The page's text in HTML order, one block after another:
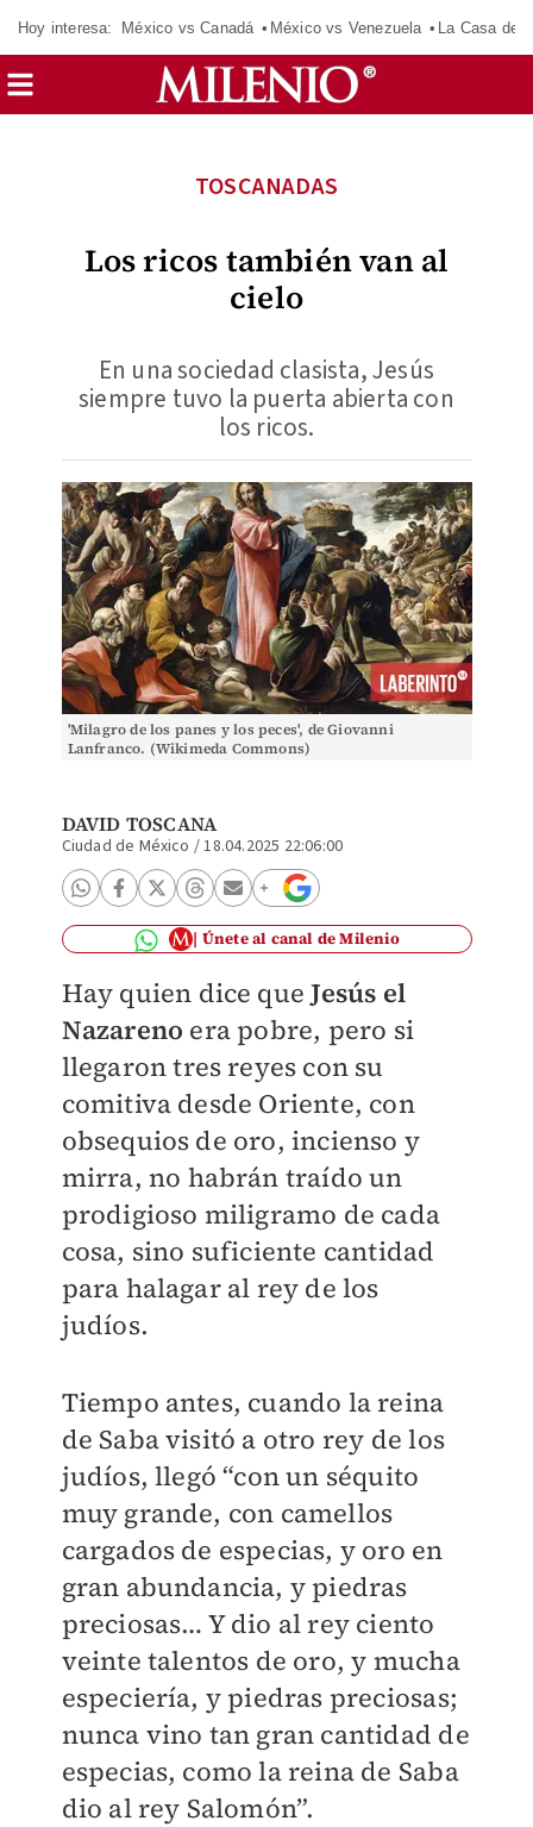
Hoy interesa: México vs Canadá México vs Venezuela La Casa de
Los ricos también van al
cielo
TOSCANADAS
En una sociedad clasista, Jesús
siempre tuvo la puerta abierta con
los ricos.
'Milagro de los panes y los peces', de Giovanni
Lanfranco. (Wikimeda Commons)
DAVID TOSCANA
Ciudad de México /18.04.2025 22:06:00
Únete al canal de Milenio
Hay quien dice queJesús el
Nazareno era pobre, pero si
llegaron tres reyes con su
comitiva desde Oriente, con
obsequios de oro, incienso y
mirra, no habrán traído un
prodigioso miligramo de cada
cosa, sino suficiente cantidad
para halagar al rey de los
judíos.
Tiempo antes, cuando la reina
de Saba visitó a otro rey de los
judíos, llegó “con un séquito
muy grande, con camellos
cargados de especias, y oro en
gran abundancia, y piedras
preciosas… Y dio al rey ciento
veinte talentos de oro, y mucha
especiería, y piedras preciosas;
nunca vino tan gran cantidad de
especias, como la reina de Saba
dio al rey Salomón”.